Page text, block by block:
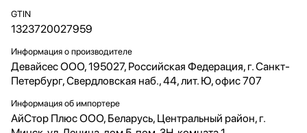
GTIN
1323720027959
Информация о производителе
Девайсес ООО, 195027, Российская Федерация, г. Санкт-
Петербург, Свердловская наб., 44, лит. Ю, офис 707
Информация об импортере
АйСтор Плюс ООО, Беларусь, Центральный район, г.